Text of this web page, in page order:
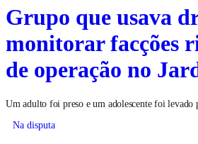
Grupo que usava
monitorar facções
de operação no
Um adulto foi preso e um adolescente foi levado
Na disputa